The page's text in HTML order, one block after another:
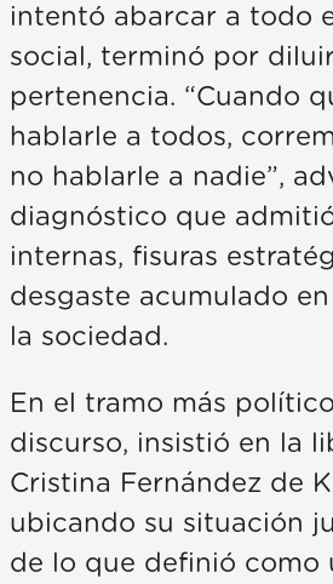
intentó abarcar a todo
social, terminó por
pertenencia. “Cuando
hablarle a todos,
no hablarle a nadie”,
diagnóstico que
internas, fisuras
desgaste acumulado
la sociedad.
En el tramo más
discurso, insistió en la
Cristina Fernández de
ubicando su situación
de lo que definió como